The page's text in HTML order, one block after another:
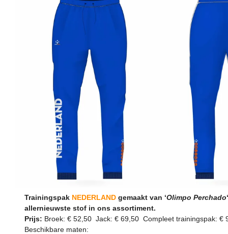
Trainingspak NEDERLAND gemaakt van ‘Olimpo Perchado
allernieuwste stof in ons assortiment.
Prijs: Broek: € 52,50 Jack: € 69,50 Compleet trainingspak: €
Beschikbare maten: